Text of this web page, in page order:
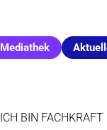
Mediathek
ICH BIN FACHKRAFT